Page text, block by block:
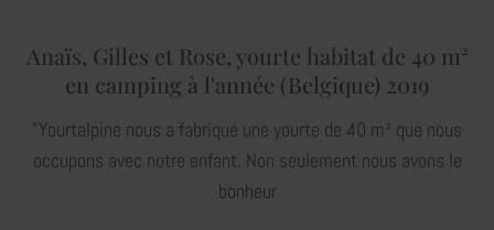
Anaïs, Gilles et Rose, yourte habitat de 40 m²
en camping à l'année (Belgique) 2019
"Yourtalpine nous a fabriqué une yourte de 40 m² que nous
occupons avec notre enfant. Non seulement nous avons le
bonheur